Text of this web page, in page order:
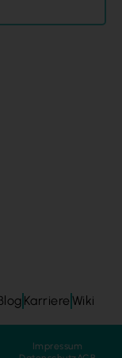
Karriere Wiki
Impressum